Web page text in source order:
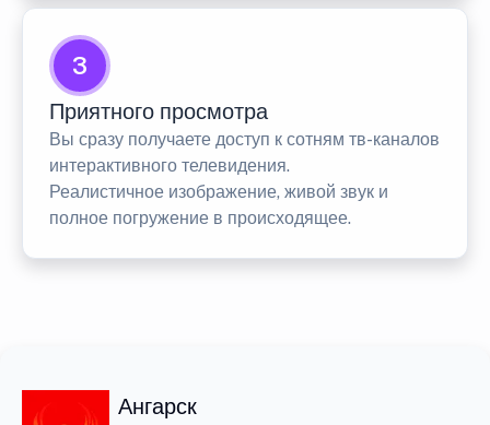
3
Приятного просмотра
Вы сразу получаете доступ к сотням тв-каналов
интерактивного телевидения.
Реалистичное изображение, живой звук и
полное погружение в происходящее.
Ангарск